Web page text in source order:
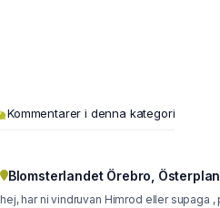
Kommentarer i denna kategori
Blomsterlandet Örebro, Österplan
hej, har ni vindruvan Himrod eller supaga , priset ? finns det